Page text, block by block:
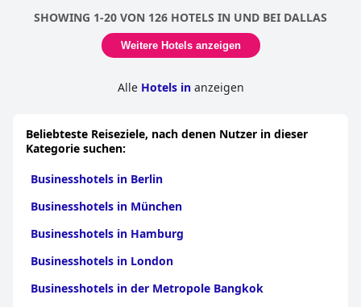
SHOWING 1-20 VON 126 HOTELS IN UND BEI DALLAS
Weitere Hotels anzeigen
Alle Hotels in anzeigen
Beliebteste Reiseziele, nach denen Nutzer in dieser
Kategorie suchen:
Businesshotels in Berlin
Businesshotels in München
Businesshotels in Hamburg
Businesshotels in London
Businesshotels in der Metropole Bangkok